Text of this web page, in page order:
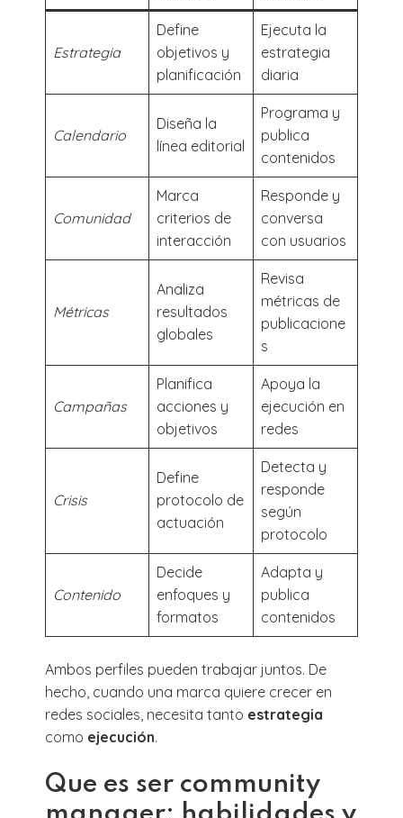
Estrategia
Define
objetivos y
planificación
Ejecuta la
estrategia
diaria
Calendario
Diseña la
línea editorial
Programa y
publica
contenidos
Comunidad
Marca
criterios de
interacción
Responde y
conversa
con usuarios
Métricas
Analiza
resultados
globales
Revisa
métricas de
publicacione
s
Campañas
Planifica
acciones y
objetivos
Apoya la
ejecución en
redes
Crisis
Define
protocolo de
actuación
Detecta y
responde
según
protocolo
Contenido
Decide
enfoques y
formatos
Adapta y
publica
contenidos
Ambos perfiles pueden trabajar juntos. De
hecho, cuando una marca quiere crecer en
redes sociales, necesita tanto estrategia
como ejecución.
Que es ser community